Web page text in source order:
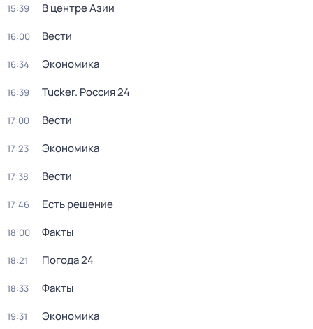
15:39 В центре Азии
16:00 Вести
16:34 Экономика
16:39 Tucker. Россия 24
17:00 Вести
17:23 Экономика
17:38 Вести
17:46 Есть решение
18:00 Факты
18:21 Погода 24
18:33 Факты
19:31 Экономика